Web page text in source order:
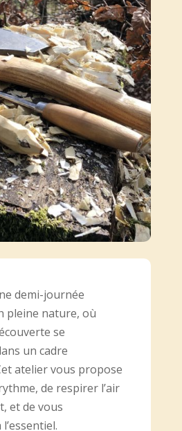
demi-journée
pleine nature, où
se
un cadre
atelier vous propose
de respirer l’air
et de vous